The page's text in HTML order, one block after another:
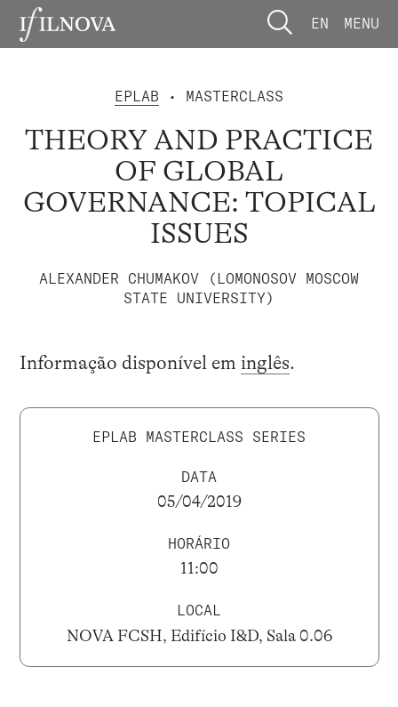
EN MENU
EPLAB • MASTERCLASS
THEORY AND PRACTICE
OF GLOBAL
GOVERNANCE: TOPICAL
ISSUES
ALEXANDER CHUMAKOV (LOMONOSOV MOSCOW
STATE UNIVERSITY)
Informação disponível em inglês.
EPLAB MASTERCLASS SERIES
DATA
05/04/2019
HORÁRIO
11:00
LOCAL
NOVA FCSH, Edifício I&D, Sala 0.06